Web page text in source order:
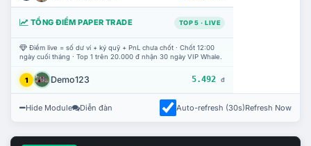
TỔNG ĐIỂM PAPER TRADE TOP 5 · LIVE
Điểm live = số dư ví + ký quỹ + PnL chưa chốt · Chốt 12:00
ngày cuối tháng · Top 1 trên 20.000 đ nhận 30 ngày VIP Whale.
1 Demo123 5.492 đ
Hide Module Diễn đàn Auto-refresh (30s)Refresh Now